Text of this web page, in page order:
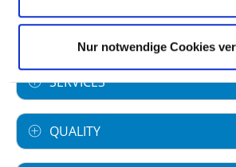
Nur notwendige Cookies
SERVICES
QUALITY